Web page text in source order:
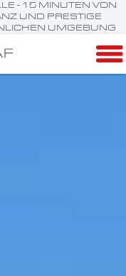
- 15 MINUTEN VON
UND PRESTIGE
UMGEBUNG